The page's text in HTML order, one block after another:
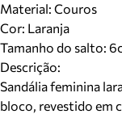
Material: Couros
Cor: Laranja
Tamanho do salto:
Descrição:
Sandália feminina
bloco, revestido em